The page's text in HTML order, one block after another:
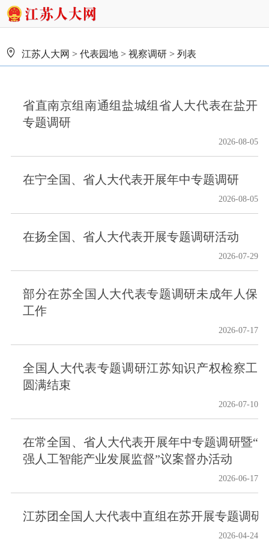
江苏人大网 > 代表园地 > 视察调研 > 列表
省直南京组南通组盐城组省人大代表在盐开
专题调研
2026-08-05
在宁全国、省人大代表开展年中专题调研
2026-08-05
在扬全国、省人大代表开展专题调研活动
2026-07-29
部分在苏全国人大代表专题调研未成年人保
工作
2026-07-17
全国人大代表专题调研江苏知识产权检察工
圆满结束
2026-07-10
在常全国、省人大代表开展年中专题调研暨“
强人工智能产业发展监督”议案督办活动
2026-06-17
江苏团全国人大代表中直组在苏开展专题调研
2026-04-24